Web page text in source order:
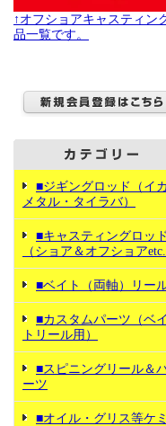
↑オフショアキャスティン
品一覧です。
■ジギングロッド（イカ
メタル・タイラバ）
■キャスティングロッド
（ショア＆オフショアetc.
■ベイト（両軸）リー
■カスタムパーツ（ベイ
トリール用）
■スピニングリール＆
ーツ
■オイル・グリス等ケミ